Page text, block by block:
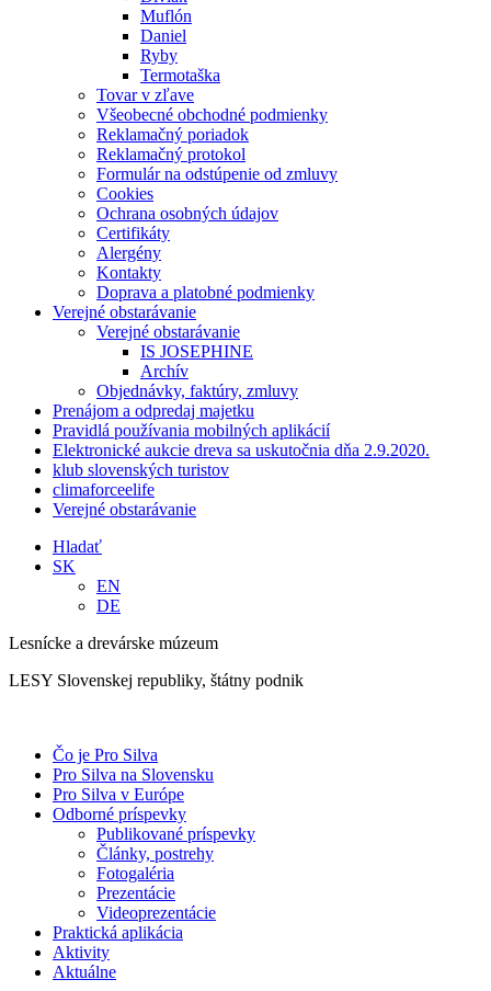
Muflón
Daniel
Ryby
Termotaška
Tovar v zľave
Všeobecné obchodné podmienky
Reklamačný poriadok
Reklamačný protokol
Formulár na odstúpenie od zmluvy
Cookies
Ochrana osobných údajov
Certifikáty
Alergény
Kontakty
Doprava a platobné podmienky
Verejné obstarávanie
Verejné obstarávanie
IS JOSEPHINE
Archív
Objednávky, faktúry, zmluvy
Prenájom a odpredaj majetku
Pravidlá používania mobilných aplikácií
Elektronické aukcie dreva sa uskutočnia dňa 2.9.2020.
klub slovenských turistov
climaforceelife
Verejné obstarávanie
Hladať
SK
EN
DE
Lesnícke a drevárske múzeum
LESY Slovenskej republiky, štátny podnik
Čo je Pro Silva
Pro Silva na Slovensku
Pro Silva v Európe
Odborné príspevky
Publikované príspevky
Články, postrehy
Fotogaléria
Prezentácie
Videoprezentácie
Praktická aplikácia
Aktivity
Aktuálne